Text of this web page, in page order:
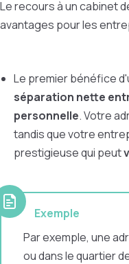
Le recours à un cabinet
avantages pour les
Le premier bénéfice
séparation nette
personnelle. Votre
tandis que votre
prestigieuse qui peut
Exemple
Par exemple, une
ou dans le quartier